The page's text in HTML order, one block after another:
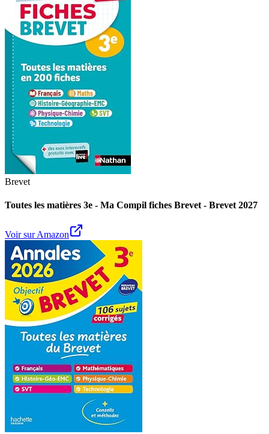
Brevet
Toutes les matières 3e - Ma Compil fiches Brevet - Brevet 2027
Voir sur Amazon